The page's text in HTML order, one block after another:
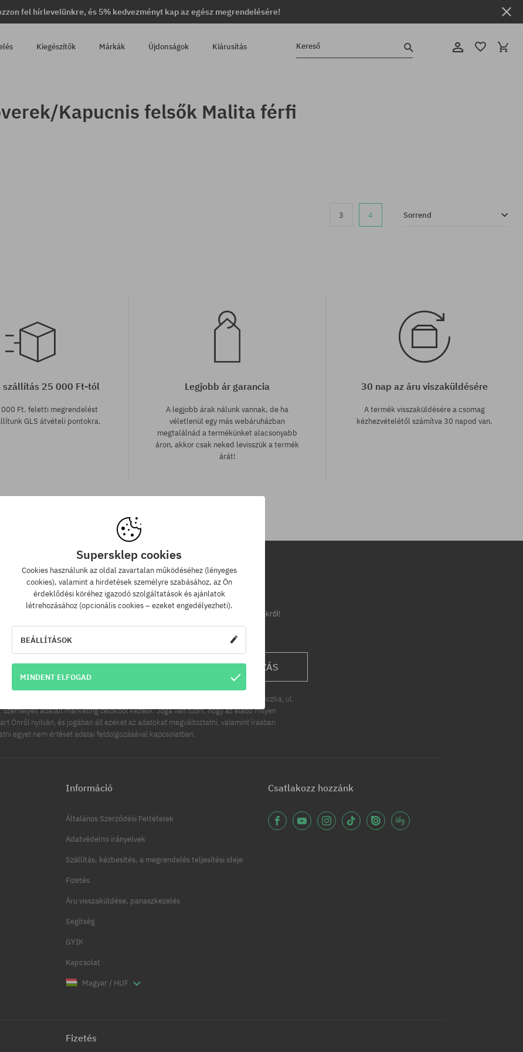
fel hírlevelünkre, és 5% kedvezményt kap az egész megrendelésére!
Kiegészítők Márkák Újdonságok Kiárusítás Kereső
Kapucnis felsők Malita férfi
3 4 Sorrend
szállítás 25 000 Ft-tól
000 Ft. feletti megrendelést
GLS átvételi pontokra.
Legjobb ár garancia
A legjobb árak nálunk vannak, de ha
véletlenül egy más webáruházban
megtalálnád a termékünket alacsonyabb
áron, akkor csak neked levisszük a termék
árát!
30 nap az áru viszaküldésére
A termék visszaküldésére a csomag
kézhezvételétől számítva 30 napod van.
Hírlevél
fel hírlevelünkre és értesülj az elsők között új termékeinkről és kedvezményeinkről!
Ráadásul kapsz egy -5% kedvezménykódot az egész rendelésedre!
FELIRATKOZÁS
adatainak kezelője a COOL SPORT DISTRIBUTION SP Z O O, székhelye: Modlniczka, ul.
adatait marketing célokból kezelik. Joga van tudni, hogy az eladó milyen
Önről nyilván, és jogában áll ezeket az adatokat megváltoztatni, valamint írásban
egyet nem értését adatai feldolgozásával kapcsolatban.
Információ
Általános Szerződési Feltételek
Adatvédelmi irányelvek
Szállítás, kézbesítés, a megrendelés teljesítési ideje
Fizetés
Áru visszaküldése, panaszkezelés
Segítség
GYIK
Kapcsolat
Magyar / HUF
Csatlakozz hozzánk
Fizetés
Supersklep cookies
Cookies használunk az oldal zavartalan működéséhez (lényeges
cookies), valamint a hirdetések személyre szabásához, az Ön
érdeklődési köréhez igazodó szolgáltatások és ajánlatok
létrehozásához (opcionális cookies – ezeket engedélyezheti).
BEÁLLÍTÁSOK
MINDENT ELFOGAD